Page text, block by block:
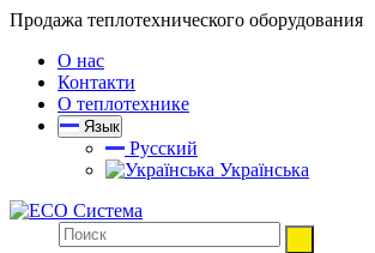
Продажа теплотехнического оборудования
О нас
Контакти
О теплотехнике
Язык
Русский
Українська